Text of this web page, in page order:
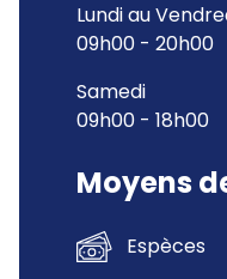
Lundi au
09h00 - 20h00
Samedi
09h00 - 18h00
Moyens
Espèces